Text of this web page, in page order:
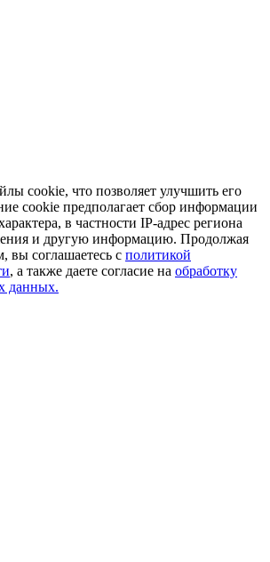
cookie, что позволяет улучшить его
cookie предполагает сбор информации
в частности IP-адрес региона
и другую информацию. Продолжая
вы соглашаетесь с политикой
, а также даете согласие на обработку
данных.